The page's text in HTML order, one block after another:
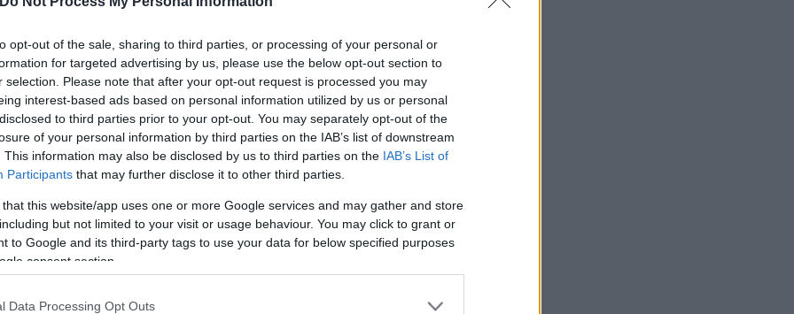
opt-out of the sale, sharing to third parties, or processing of your personal or
for targeted advertising by us, please use the below opt-out section to
selection. Please note that after your opt-out request is processed you may
interest-based ads based on personal information utilized by us or personal
to third parties prior to your opt-out. You may separately opt-out of the
of your personal information by third parties on the IAB’s list of downstream
This information may also be disclosed by us to third parties on the IAB’s List of
Participants that may further disclose it to other third parties.
that this website/app uses one or more Google services and may gather and store
but not limited to your visit or usage behaviour. You may click to grant or
to Google and its third-party tags to use your data for below specified purposes
consent section.
Data Processing Opt Outs
της καθημερινής έντυπης έκδοσης σ’ όλη τη χώρα δεν